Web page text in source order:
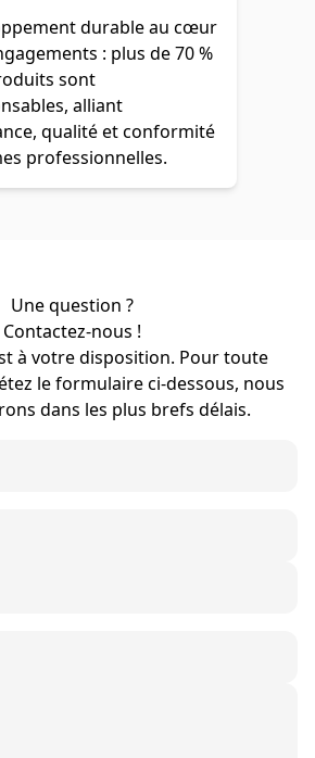
durable au cœur
: plus de 70 %
sont
alliant
qualité et conformité
professionnelles.
Une question ?
Contactez-nous !
à votre disposition. Pour toute
le formulaire ci-dessous, nous
dans les plus brefs délais.